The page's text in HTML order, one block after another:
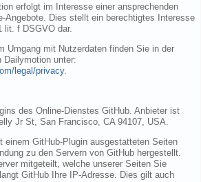
erfolgt im Interesse einer ansprechenden
Angebote. Dies stellt ein berechtigtes Interesse
lit. f DSGVO dar.
Umgang mit Nutzerdaten finden Sie in der
Dailymotion unter:
legal/privacy.
des Online-Dienstes GitHub. Anbieter ist
Jr St, San Francisco, CA 94107, USA.
einem GitHub-Plugin ausgestatteten Seiten
zu den Servern von GitHub hergestellt.
mitgeteilt, welche unserer Seiten Sie
GitHub Ihre IP-Adresse. Dies gilt auch